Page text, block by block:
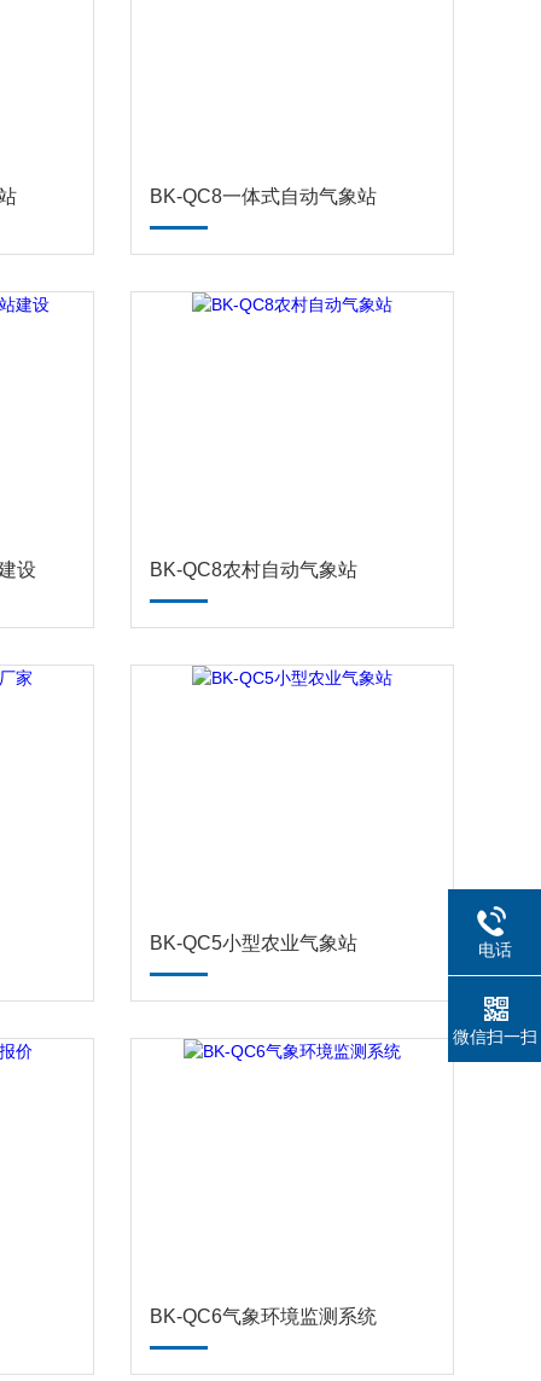
BK-QC8一体式自动气象站
设 BK-QC8农村自动气象站
BK-QC5小型农业气象站
BK-QC6气象环境监测系统
电话
微信扫一扫